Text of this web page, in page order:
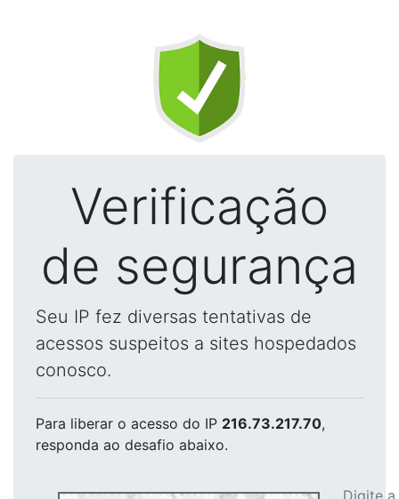
Verificação
de segurança
Seu IP fez diversas tentativas de
acessos suspeitos a sites hospedados
conosco.
Para liberar o acesso do IP 216.73.217.70,
responda ao desafio abaixo.
Digite